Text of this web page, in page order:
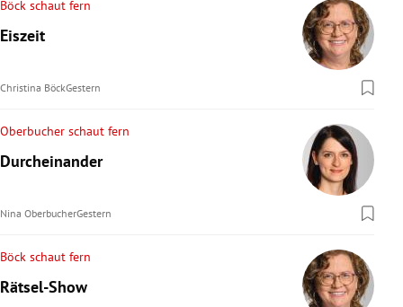
Böck schaut fern
Eiszeit
Christina BöckGestern
Oberbucher schaut fern
Durcheinander
Nina OberbucherGestern
Böck schaut fern
Rätsel-Show